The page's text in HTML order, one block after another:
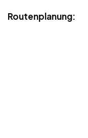
Routenplanung: